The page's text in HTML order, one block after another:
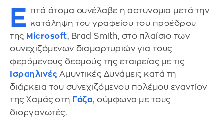
E πτά άτομα συνέλαβε η αστυνομία μετά την
κατάληψη του γραφείου του προέδρου
της Microsoft, Brad Smith, στο πλαίσιο των
συνεχιζόμενων διαμαρτυριών για τους
φερόμενους δεσμούς της εταιρείας με τις
Ισραηλινές Αμυντικές Δυνάμεις κατά τη
διάρκεια του συνεχιζόμενου πολέμου εναντίον
της Χαμάς στη Γάζα, σύμφωνα με τους
διοργανωτές.